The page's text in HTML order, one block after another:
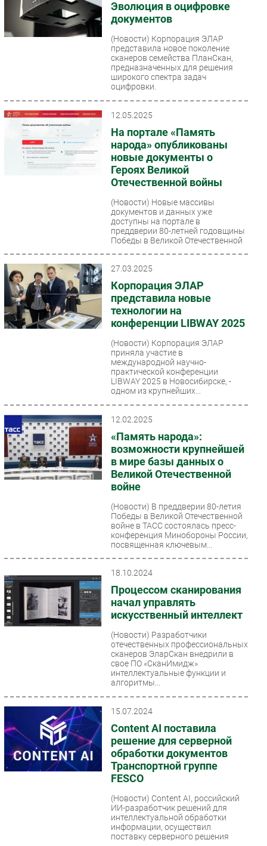
Эволюция в оцифровке
документов
(Новости) Корпорация ЭЛАР
представила новое поколение
сканеров семейства ПланСкан,
предназначенных для решения
широкого спектра задач
оцифровки.
12.05.2025
На портале «Память
народа» опубликованы
новые документы о
Героях Великой
Отечественной войны
(Новости) Новые массивы
документов и данных уже
доступны на портале в
преддверии 80-летней годовщины
Победы в Великой Отечественной
27.03.2025
Корпорация ЭЛАР
представила новые
технологии на
конференции LIBWAY 2025
(Новости) Корпорация ЭЛАР
приняла участие в
международной научно-
практической конференции
LIBWAY 2025 в Новосибирске, -
одном из крупнейших...
12.02.2025
«Память народа»:
возможности крупнейшей
в мире базы данных о
Великой Отечественной
войне
(Новости) В преддверии 80-летия
Победы в Великой Отечественной
войне в ТАСС состоялась пресс-
конференция Минобороны России,
посвященная ключевым...
18.10.2024
Процессом сканирования
начал управлять
искусственный интеллект
(Новости) Разработчики
отечественных профессиональных
сканеров ЭларСкан внедрили в
свое ПО «СканИмидж»
интеллектуальные функции и
алгоритмы...
15.07.2024
Content AI поставила
решение для серверной
обработки документов
Транспортной группе
FESCO
(Новости) Content AI, российский
ИИ-разработчик решений для
интеллектуальной обработки
информации, осуществил
поставку серверного решения